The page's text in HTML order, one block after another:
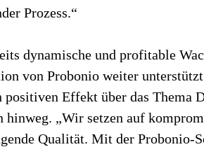
Prozess.“
dynamische und profitable
von Probonio weiter
positiven Effekt über das Thema
hinweg. „Wir setzen auf
Qualität. Mit der Probonio-